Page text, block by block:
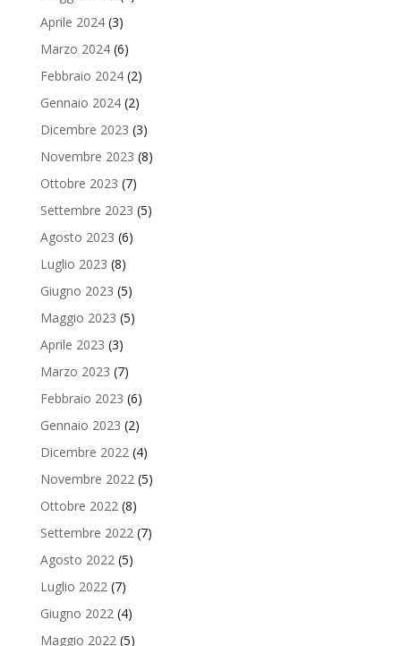
Aprile 2024(3)
Marzo 2024(6)
Febbraio 2024(2)
Gennaio 2024(2)
Dicembre 2023 (3)
Novembre 2023 (8)
Ottobre 2023 (7)
Settembre 2023 (5)
Agosto 2023 (6)
Luglio 2023 (8)
Giugno 2023 (5)
Maggio 2023 (5)
Aprile 2023 (3)
Marzo 2023 (7)
Febbraio 2023 (6)
Gennaio 2023 (2)
Dicembre 2022(4)
Novembre 2022(5)
Ottobre 2022(8)
Settembre 2022(7)
Agosto 2022(5)
Luglio 2022(7)
Giugno 2022(4)
Maggio 2022(5)